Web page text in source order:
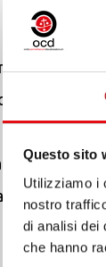
Questo sito
Utilizziamo i
nostro
di analisi dei
che hanno
di noi è il
che
tutti voi che
grati.